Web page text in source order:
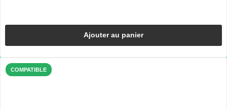
Ajouter au panier
COMPATIBLE